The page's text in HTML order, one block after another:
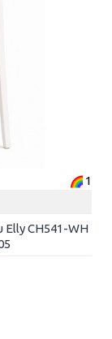
1
CH541-WH